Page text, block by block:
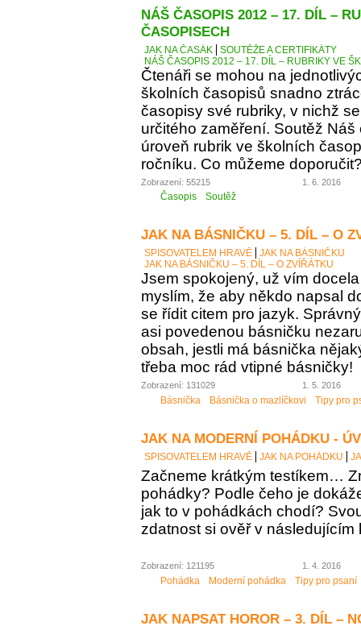
NÁŠ ČASOPIS 2012 – 17. DÍL –
ČASOPISECH
JAK NA ČASÁK
SOUTĚŽE A CERTIFIKÁTY
NÁŠ ČASOPIS 2012 – 17. DÍL – RUBRIKY VE
Čtenáři se mohou na
školních časopisů snadno
časopisy své rubriky, v nichž
určitého zaměření. Soutěž
úroveň rubrik ve školních
ročníku. Co můžeme
Zobrazení: 55215 1. 6. 2016
Časopis Soutěž
JAK NA BÁSNIČKU – 5. DÍL – O
SPISOVATELEM HRAVĚ
JAK NA BÁSNIČKU
JAK NA BÁSNIČKU – 5. DÍL – O ZVÍŘÁTKU
Jsem spokojený, už vím
myslím, že aby někdo napsal
se řídit citem pro jazyk.
asi povedenou básničku
obsah, jestli má básnička
třeba moc rád vtipné básničky!
Zobrazení: 131029 1. 5. 2016
Básnička Básnička o mazlíčkovi Tipy pro
JAK NA MODERNÍ POHÁDKU -
SPISOVATELEM HRAVĚ JAK NA POHÁDKU
Začneme krátkým testíkem…
pohádky? Podle čeho je
jak to v pohádkách chodí?
zdatnost si ověř v následujícím
Zobrazení: 121195 1. 4. 2016
Pohádka Moderní pohádka Tipy pro psaní
JAK NAPSAT HOROR – 3. DÍL –